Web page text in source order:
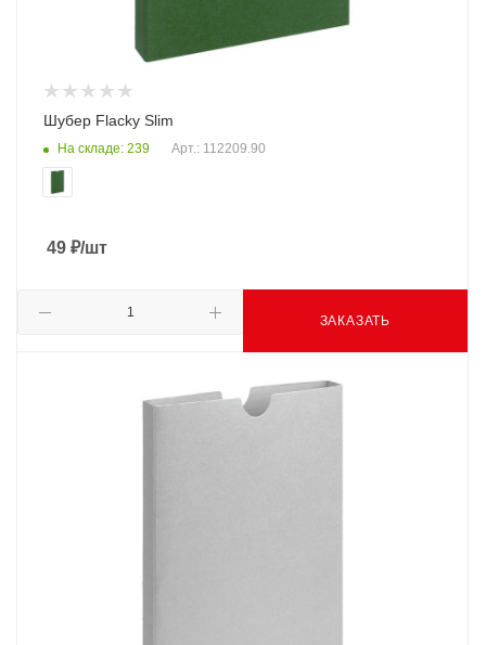
Шубер Flacky Slim
На складе: 239 Арт.: 112209.90
49 ₽/шт
ЗАКАЗАТЬ